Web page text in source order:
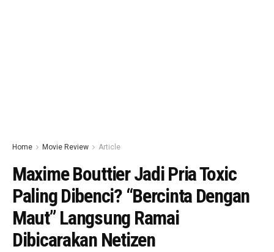
Home Movie Review Article
Maxime Bouttier Jadi Pria Toxic
Paling Dibenci? “Bercinta Dengan
Maut” Langsung Ramai
Dibicarakan Netizen